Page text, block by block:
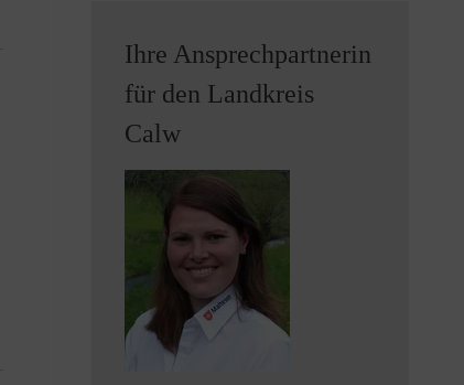
Ihre Ansprechpartnerin
für den Landkreis
Calw